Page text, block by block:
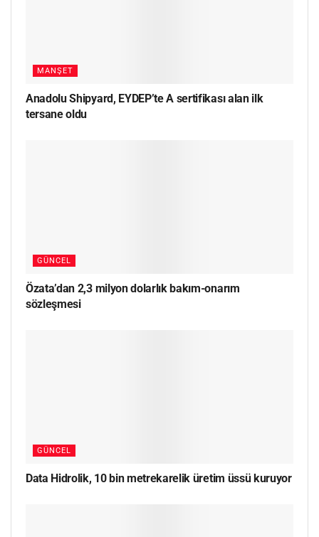
MANŞET
Anadolu Shipyard, EYDEP’te A sertifikası alan ilk
tersane oldu
GÜNCEL
Özata’dan 2,3 milyon dolarlık bakım-onarım
sözleşmesi
GÜNCEL
Data Hidrolik, 10 bin metrekarelik üretim üssü kuruyor